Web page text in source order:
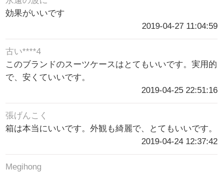
効果がいいです
2019-04-27 11:04:59
古い****4
このブランドのスーツケースはとてもいいです。実用的
で、安くていいです。
2019-04-25 22:51:16
張げんこく
箱は本当にいいです。外観も綺麗で、とてもいいです。
2019-04-24 12:37:42
Megihong